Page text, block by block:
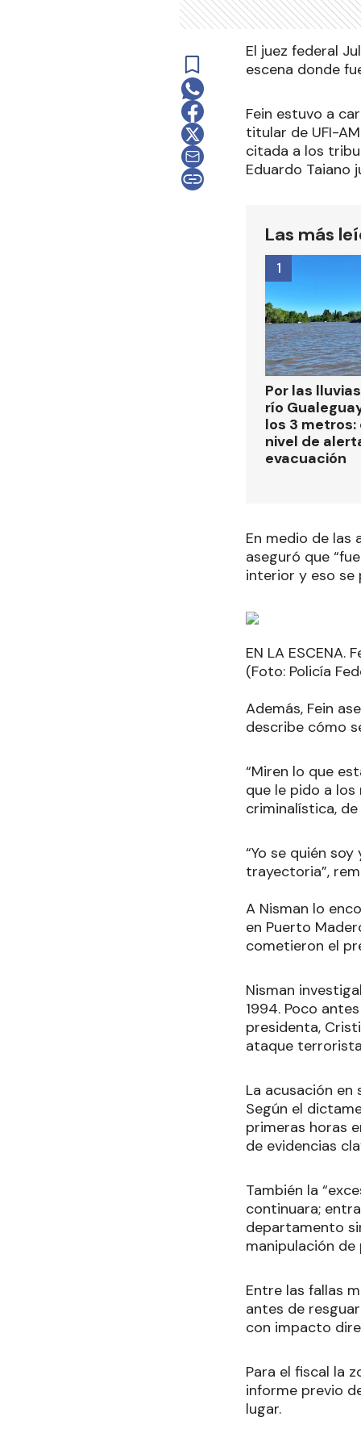
El juez federal
escena donde
Fein estuvo a
titular de UFI-
citada a los
Eduardo Taiano
Las más
Por las
río
los 3 metros:
nivel de
evacuación
1
En medio de las
aseguró que
interior y eso se
EN LA
(Foto: Policía
Además, Fein
describe cómo
“Miren lo que
que le pido a los
criminalística, de
“Yo se quién
trayectoria”,
A Nisman lo
en Puerto
cometieron el
Nisman
1994. Poco
presidenta,
ataque
La acusación en
Según el
primeras horas
de evidencias
También la
continuara;
departamento
manipulación
Entre las fallas
antes de
con impacto
Para el fiscal la
informe previo
lugar.